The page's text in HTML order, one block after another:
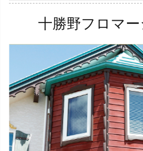
十勝野フロマ